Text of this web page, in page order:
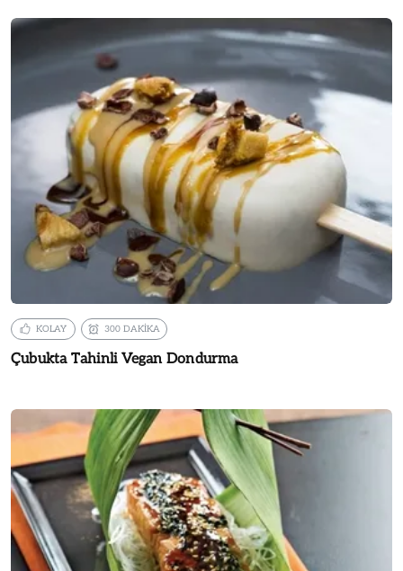
KOLAY 300 DAKİKA
Çubukta Tahinli Vegan Dondurma